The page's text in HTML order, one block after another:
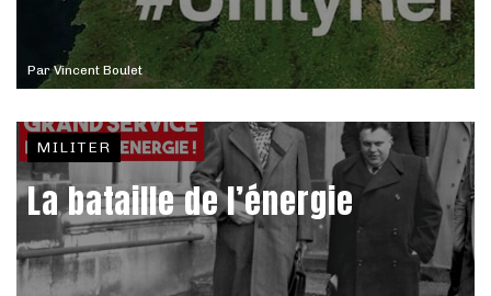
ParVincent Boulet
MILITER
La bataille de l’énergie